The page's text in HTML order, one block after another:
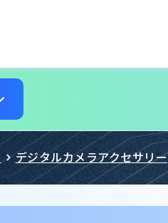
デジタルカメラアクセサリー